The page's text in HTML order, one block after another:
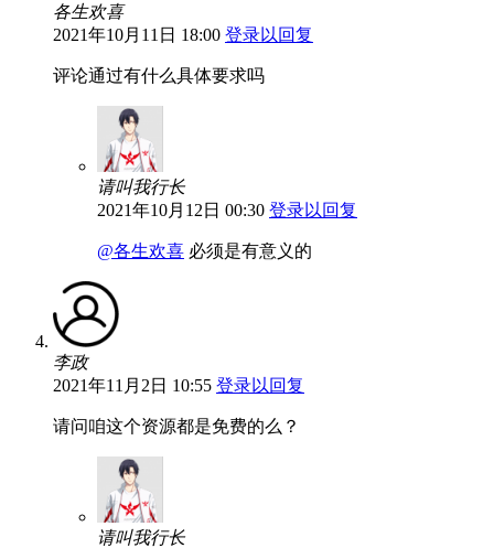
各生欢喜
2021年10月11日 18:00 登录以回复
评论通过有什么具体要求吗
请叫我行长
2021年10月12日 00:30 登录以回复
@各生欢喜 必须是有意义的
李政
2021年11月2日 10:55 登录以回复
请问咱这个资源都是免费的么？
请叫我行长